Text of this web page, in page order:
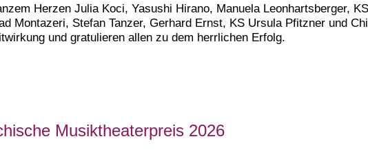
Herzen Julia Koci, Yasushi Hirano, Manuela Leonhartsberger,
Montazeri, Stefan Tanzer, Gerhard Ernst, KS Ursula Pfitzner und
und gratulieren allen zu dem herrlichen Erfolg.
Musiktheaterpreis 2026